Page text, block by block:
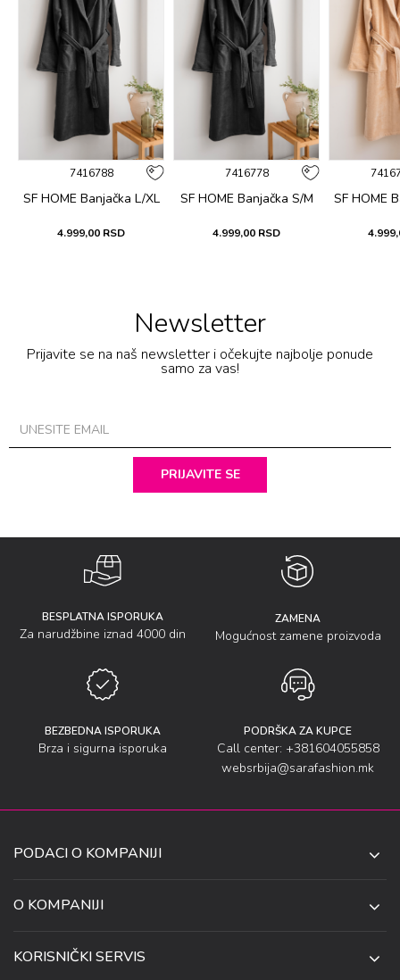
7416788
SF HOME Banjačka L/XL
4.999,00 RSD
7416778
SF HOME Banjačka S/M
4.999,00 RSD
SF HOME
Newsletter
Prijavite se na naš newsletter i očekujte najbolje ponude
samo za vas!
PRIJAVITE SE
BESPLATNA ISPORUKA
Za narudžbine iznad 4000 din
ZAMENA
Mogućnost zamene proizvoda
BEZBEDNA ISPORUKA
Brza i sigurna isporuka
PODRŠKA ZA KUPCE
Call center: +381604055858
websrbija@sarafashion.mk
PODACI O KOMPANIJI
UL. ANETE ANDREJEVIĆ 13
NIŠ 18106, SRBIJA
O KOMPANIJI
KORISNIČKI SERVIS